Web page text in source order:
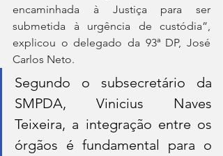
encaminhada à Justiça para ser
submetida à urgência de custódia”,
explicou o delegado da 93ª DP, José
Carlos Neto.
Segundo o subsecretário da
SMPDA, Vinicius Naves
Teixeira, a integração entre os
órgãos é fundamental para o